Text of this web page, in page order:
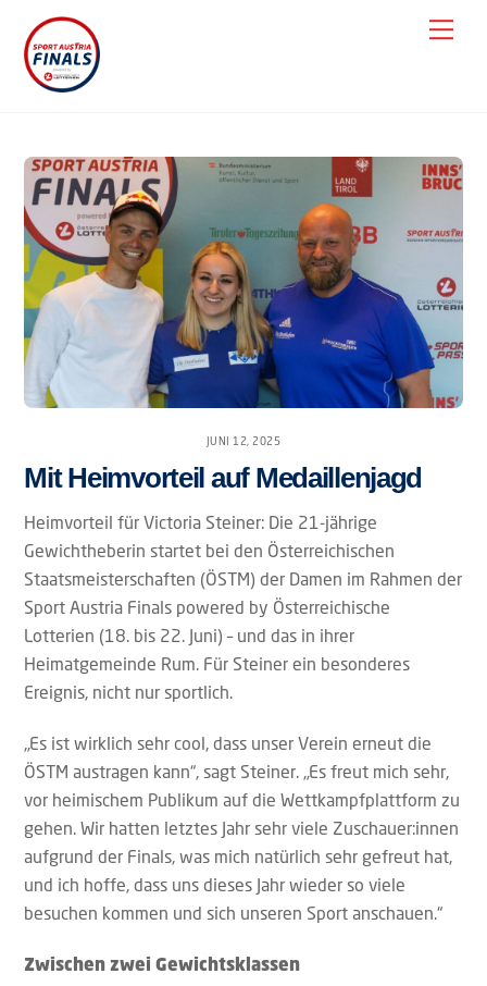
content
JUNI 12, 2025
Mit Heimvorteil auf Medaillenjagd
Heimvorteil für Victoria Steiner: Die 21-jährige
Gewichtheberin startet bei den Österreichischen
Staatsmeisterschaften (ÖSTM) der Damen im Rahmen der
Sport Austria Finals powered by Österreichische
Lotterien (18. bis 22. Juni) – und das in ihrer
Heimatgemeinde Rum. Für Steiner ein besonderes
Ereignis, nicht nur sportlich.
„Es ist wirklich sehr cool, dass unser Verein erneut die
ÖSTM austragen kann“, sagt Steiner. „Es freut mich sehr,
vor heimischem Publikum auf die Wettkampfplattform zu
gehen. Wir hatten letztes Jahr sehr viele Zuschauer:innen
aufgrund der Finals, was mich natürlich sehr gefreut hat,
und ich hoffe, dass uns dieses Jahr wieder so viele
besuchen kommen und sich unseren Sport anschauen.“
Zwischen zwei Gewichtsklassen